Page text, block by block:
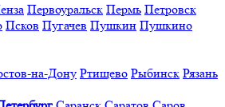
Первоуральск Пермь Петровск
Псков Пугачев Пушкин Пушкино
на-Дону Ртищево Рыбинск Рязань